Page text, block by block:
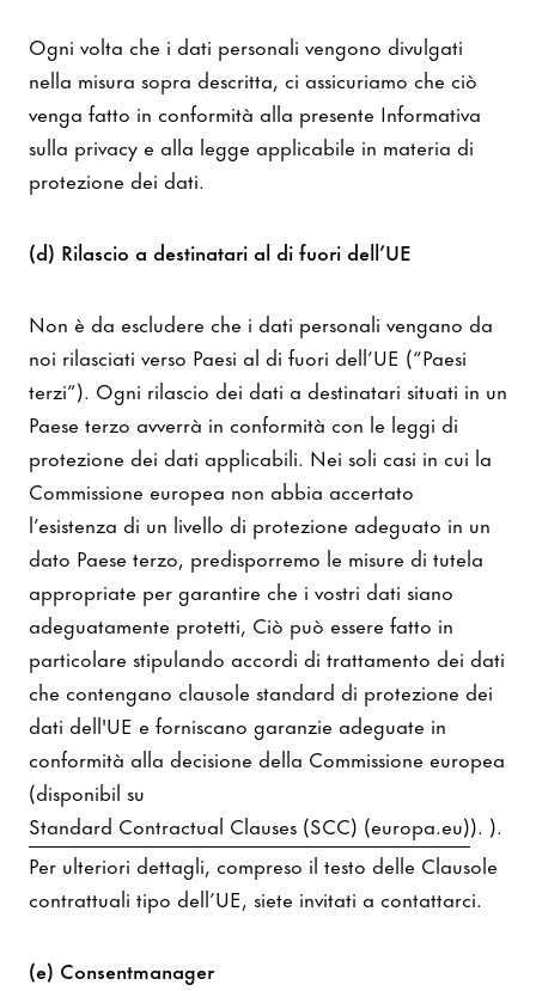
Ogni volta che i dati personali vengono divulgati
nella misura sopra descritta, ci assicuriamo che ciò
venga fatto in conformità alla presente Informativa
sulla privacy e alla legge applicabile in materia di
protezione dei dati.
(d) Rilascio a destinatari al di fuori dell’UE
Non è da escludere che i dati personali vengano da
noi rilasciati verso Paesi al di fuori dell’UE (“Paesi
terzi”). Ogni rilascio dei dati a destinatari situati in un
Paese terzo avverrà in conformità con le leggi di
protezione dei dati applicabili. Nei soli casi in cui la
Commissione europea non abbia accertato
l’esistenza di un livello di protezione adeguato in un
dato Paese terzo, predisporremo le misure di tutela
appropriate per garantire che i vostri dati siano
adeguatamente protetti, Ciò può essere fatto in
particolare stipulando accordi di trattamento dei dati
che contengano clausole standard di protezione dei
dati dell'UE e forniscano garanzie adeguate in
conformità alla decisione della Commissione europea
(disponibil su
Standard Contractual Clauses (SCC) (europa.eu)). ).
Per ulteriori dettagli, compreso il testo delle Clausole
contrattuali tipo dell’UE, siete invitati a contattarci.
(e) Consentmanager